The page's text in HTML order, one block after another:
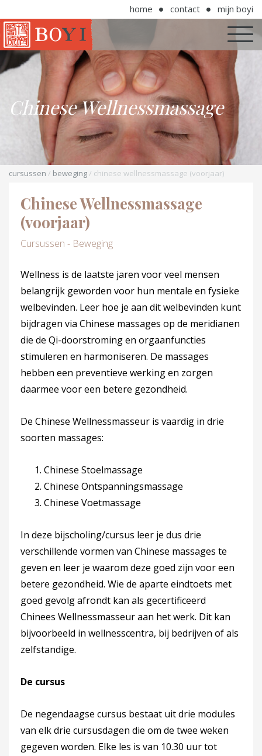
home contact mijn boyi
Chinese Wellnessmassage
cursussen / beweging/ chinese wellnessmassage (voorjaar)
Chinese Wellnessmassage
(voorjaar)
Cursussen - Beweging
Wellness is de laatste jaren voor veel mensen
belangrijk geworden voor hun mentale en fysieke
welbevinden. Leer hoe je aan dit welbevinden kunt
bijdragen via Chinese massages op de meridianen
die de Qi-doorstroming en orgaanfuncties
stimuleren en harmoniseren. De massages
hebben een preventieve werking en zorgen
daarmee voor een betere gezondheid.
De Chinese Wellnessmasseur is vaardig in drie
soorten massages:
Chinese Stoelmassage
Chinese Ontspanningsmassage
Chinese Voetmassage
In deze bijscholing/cursus leer je dus drie
verschillende vormen van Chinese massages te
geven en leer je waarom deze goed zijn voor een
betere gezondheid. Wie de aparte eindtoets met
goed gevolg afrondt kan als gecertificeerd
Chinees Wellnessmasseur aan het werk. Dit kan
bijvoorbeeld in wellnesscentra, bij bedrijven of als
zelfstandige.
De cursus
De negendaagse cursus bestaat uit drie modules
van elk drie cursusdagen die om de twee weken
gegeven worden. Elke les is van 10.30 uur tot